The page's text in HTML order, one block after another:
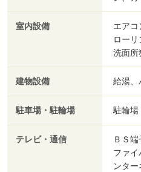
室内設備
エアコ
ローリ
洗面所
建物設備 給湯、
駐車場・駐輪場 駐輪場
テレビ・通信
ＢＳ
ファイ
ンタ